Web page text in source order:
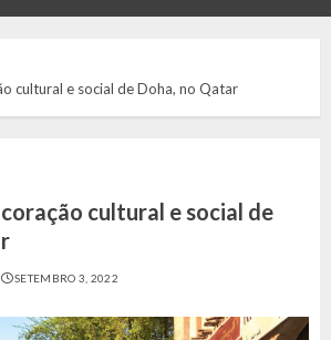
cultural e social de Doha, no Qatar
cultural e social de
SETEMBRO 3, 2022